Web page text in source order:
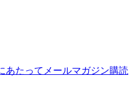
あたって メールマガジン購読